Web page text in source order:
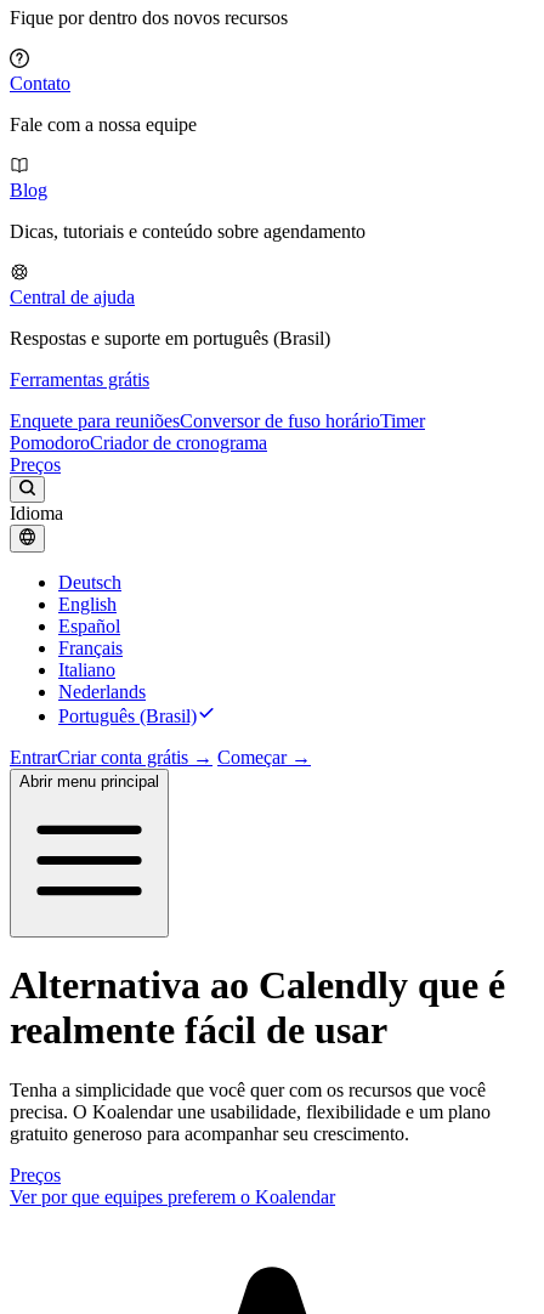
Fique por dentro dos novos recursos
Contato
Fale com a nossa equipe
Blog
Dicas, tutoriais e conteúdo sobre agendamento
Central de ajuda
Respostas e suporte em português (Brasil)
Ferramentas grátis
Enquete para reuniõesConversor de fuso horárioTimer
PomodoroCriador de cronograma
Preços
Idioma
Deutsch
English
Español
Français
Italiano
Nederlands
Português (Brasil)
EntrarCriar conta grátis → Começar →
Abrir menu principal
Alternativa ao Calendly que é
realmente fácil de usar
Tenha a simplicidade que você quer com os recursos que você
precisa. O Koalendar une usabilidade, flexibilidade e um plano
gratuito generoso para acompanhar seu crescimento.
Preços
Ver por que equipes preferem o Koalendar